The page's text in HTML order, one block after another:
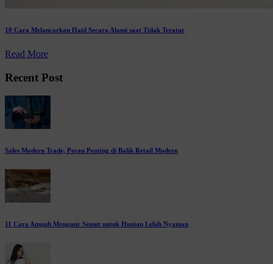
10 Cara Melancarkan Haid Secara Alami saat Tidak Teratur
Read More
Recent Post
Sales Modern Trade, Peran Penting di Balik Retail Modern
11 Cara Ampuh Mengusir Semut untuk Hunian Lebih Nyaman